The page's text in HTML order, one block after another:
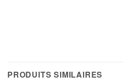
PRODUITS SIMILAIRES